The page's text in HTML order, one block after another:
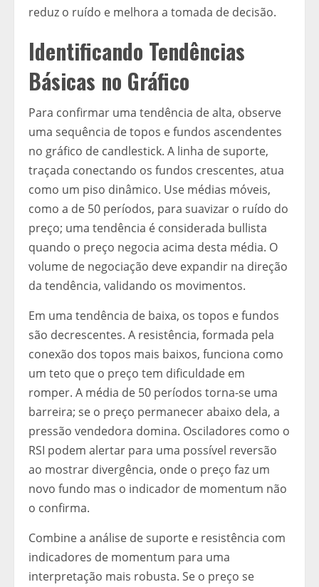
reduz o ruído e melhora a tomada de decisão.
Identificando Tendências
Básicas no Gráfico
Para confirmar uma tendência de alta, observe
uma sequência de topos e fundos ascendentes
no gráfico de candlestick. A linha de suporte,
traçada conectando os fundos crescentes, atua
como um piso dinâmico. Use médias móveis,
como a de 50 períodos, para suavizar o ruído do
preço; uma tendência é considerada bullista
quando o preço negocia acima desta média. O
volume de negociação deve expandir na direção
da tendência, validando os movimentos.
Em uma tendência de baixa, os topos e fundos
são decrescentes. A resistência, formada pela
conexão dos topos mais baixos, funciona como
um teto que o preço tem dificuldade em
romper. A média de 50 períodos torna-se uma
barreira; se o preço permanecer abaixo dela, a
pressão vendedora domina. Osciladores como o
RSI podem alertar para uma possível reversão
ao mostrar divergência, onde o preço faz um
novo fundo mas o indicador de momentum não
o confirma.
Combine a análise de suporte e resistência com
indicadores de momentum para uma
interpretação mais robusta. Se o preço se